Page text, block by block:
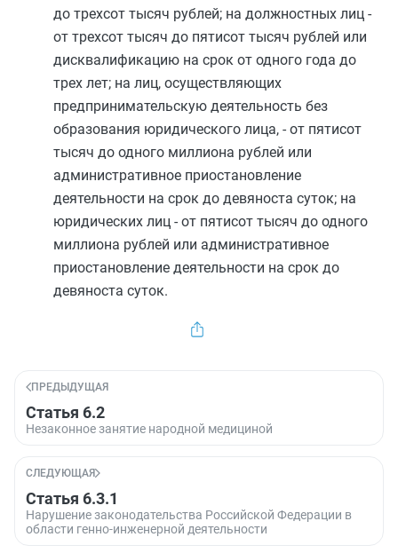
до трехсот тысяч рублей; на должностных лиц -
от трехсот тысяч до пятисот тысяч рублей или
дисквалификацию на срок от одного года до
трех лет; на лиц, осуществляющих
предпринимательскую деятельность без
образования юридического лица, - от пятисот
тысяч до одного миллиона рублей или
административное приостановление
деятельности на срок до девяноста суток; на
юридических лиц - от пятисот тысяч до одного
миллиона рублей или административное
приостановление деятельности на срок до
девяноста суток.
ПРЕДЫДУЩАЯ
Статья 6.2
Незаконное занятие народной медициной
СЛЕДУЮЩАЯ
Статья 6.3.1
Нарушение законодательства Российской Федерации в
области генно-инженерной деятельности